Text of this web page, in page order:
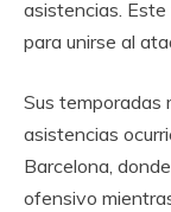
asistencias.
para unirse al
Sus temporadas
asistencias
Barcelona,
ofensivo